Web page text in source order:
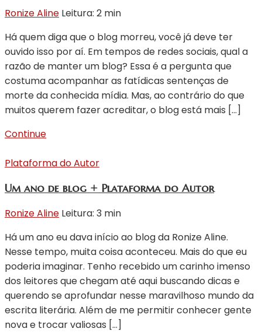
Ronize Aline Leitura: 2 min
Há quem diga que o blog morreu, você já deve ter
ouvido isso por aí. Em tempos de redes sociais, qual a
razão de manter um blog? Essa é a pergunta que
costuma acompanhar as fatídicas sentenças de
morte da conhecida mídia. Mas, ao contrário do que
muitos querem fazer acreditar, o blog está mais […]
Continue
Plataforma do Autor
Um ano de blog + Plataforma do Autor
Ronize Aline Leitura: 3 min
Há um ano eu dava início ao blog da Ronize Aline.
Nesse tempo, muita coisa aconteceu. Mais do que eu
poderia imaginar. Tenho recebido um carinho imenso
dos leitores que chegam até aqui buscando dicas e
querendo se aprofundar nesse maravilhoso mundo da
escrita literária. Além de me permitir conhecer gente
nova e trocar valiosas […]